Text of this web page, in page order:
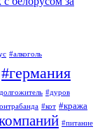
#алкоголь
#германия
#дуров
#кот #кража
#питание